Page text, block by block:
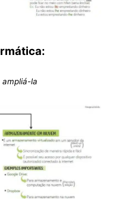
ampliá-la